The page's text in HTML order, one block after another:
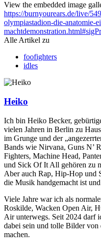
View the embedded image
https://burnyourears.de/live/
olympiastadion-die-anatomie-
Alle Artikel zu
foofighters
idles
Heiko
Ich bin Heiko Becker,
vielen Jahren in Berlin zu
im Grunge und der
Bands wie Nirvana, Guns N’
Fighters, Machine Head,
und Sick Of It All gehören zu
Aber auch Rap, Hip-Hop und
die Musik handgemacht ist
Viele Jahre war ich als
Roskilde, Wacken Open Air,
Air unterwegs. Seit 2024 darf
dabei sein und tolle Bilder von
machen.